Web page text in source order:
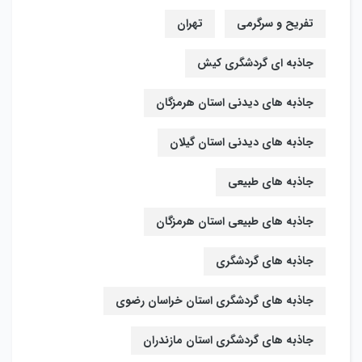
تفریح و سرگرمی تهران
جاذبه ای گردشگری کیش
جاذبه های دیدنی استان هرمزگان
جاذبه های دیدنی استان گیلان
جاذبه های طبیعی
جاذبه های طبیعی استان هرمزگان
جاذبه های گردشگری
جاذبه های گردشگری استان خراسان رضوی
جاذبه های گردشگری استان مازندران